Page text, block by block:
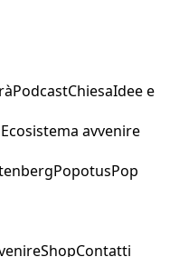
PodcastChiesaIdee e
Ecosistema avvenire
PopotusPop
ShopContatti